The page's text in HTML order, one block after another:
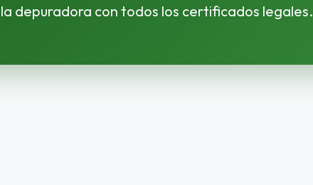
depuradora con todos los certificados legales.